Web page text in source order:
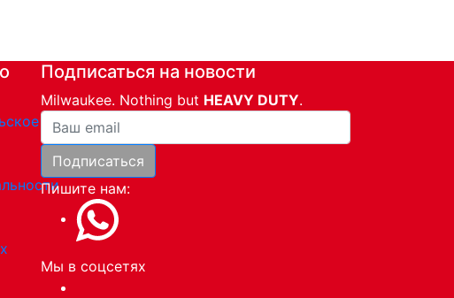
Подписаться на новости
Milwaukee. Nothing but HEAVY DUTY.
Ваша почта
Подписаться
Пишите нам:
Мы в соцсетях